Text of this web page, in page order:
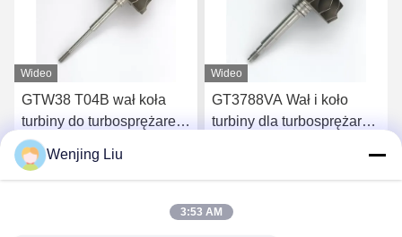
Wideo
GTW38 T04B wał koła
turbiny do turbosprężarek
407276-6 407276-19
446905-2 446905-5
Porozmawiaj Teraz
Wideo
GT3788VA Wał i koło
turbiny dla turbosprężarek
Porozmawiaj Teraz
Wenjing Liu
3:53 AM